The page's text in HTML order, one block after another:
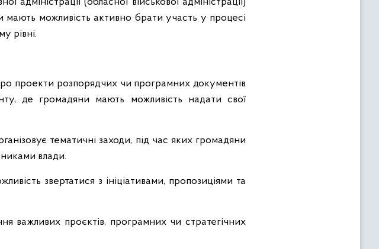
можливість активно брати участь у процесі
рівні.
проекти розпорядчих чи програмних документів
де громадяни мають можливість надати свої
тематичні заходи, під час яких громадяни
влади.
звертатися з ініціативами, пропозиціями та
важливих проєктів, програмних чи стратегічних